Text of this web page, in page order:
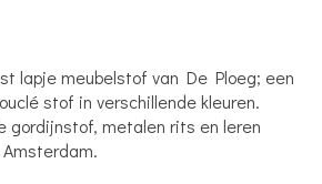
lapje meubelstof van De Ploeg; een
stof in verschillende kleuren.
gordijnstof, metalen rits en leren